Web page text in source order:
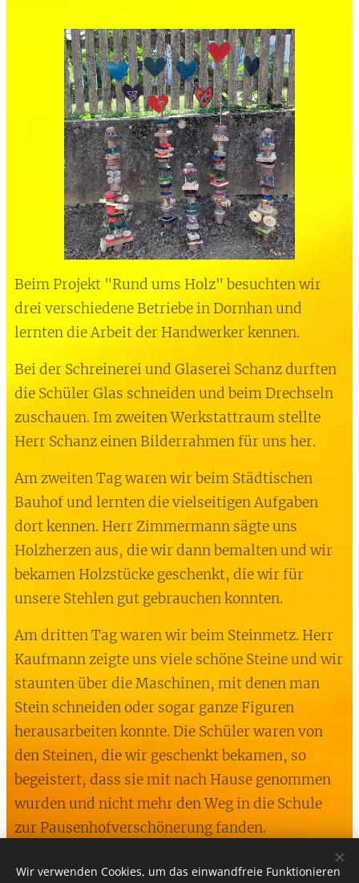
Beim Projekt "Rund ums Holz" besuchten wir
drei verschiedene Betriebe in Dornhan und
lernten die Arbeit der Handwerker kennen.
Bei der Schreinerei und Glaserei Schanz durften
die Schüler Glas schneiden und beim Drechseln
zuschauen. Im zweiten Werkstattraum stellte
Herr Schanz einen Bilderrahmen für uns her.
Am zweiten Tag waren wir beim Städtischen
Bauhof und lernten die vielseitigen Aufgaben
dort kennen. Herr Zimmermann sägte uns
Holzherzen aus, die wir dann bemalten und wir
bekamen Holzstücke geschenkt, die wir für
unsere Stehlen gut gebrauchen konnten.
Am dritten Tag waren wir beim Steinmetz. Herr
Kaufmann zeigte uns viele schöne Steine und wir
staunten über die Maschinen, mit denen man
Stein schneiden oder sogar ganze Figuren
herausarbeiten konnte. Die Schüler waren von
den Steinen, die wir geschenkt bekamen, so
begeistert, dass sie mit nach Hause genommen
wurden und nicht mehr den Weg in die Schule
zur Pausenhofverschönerung fanden.
Wir verwenden Cookies, um das einwandfreie Funktionieren